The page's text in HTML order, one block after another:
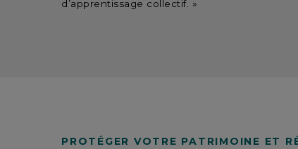
d’apprentissage collectif. »
PROTÉGER VOTRE PATRIMOINE ET